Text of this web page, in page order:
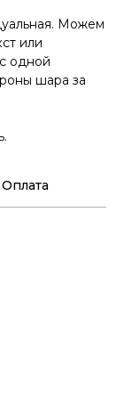
Можем
или
одной
шара за
Оплата